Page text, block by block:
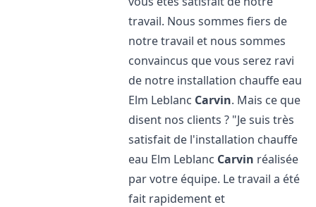
travail. Nous sommes fiers de
notre travail et nous sommes
convaincus que vous serez ravi
de notre installation chauffe eau
Elm Leblanc Carvin. Mais ce que
disent nos clients ? "Je suis très
satisfait de l'installation chauffe
eau Elm Leblanc Carvin réalisée
par votre équipe. Le travail a été
fait rapidement et